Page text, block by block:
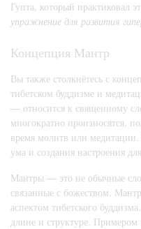
Гупта, который практиковал
упражнение для развития
Концепция Мантр
Вы также столкнётесь с
тибетском буддизме и
— относится к священному
многократно произносятся,
время молитв или
ума и создания настроения
Мантры — это не обычные
связанные с божеством.
аспектом тибетского
длине и структуре.